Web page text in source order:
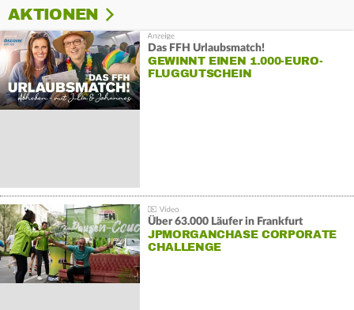
AKTIONEN
Das FFH Urlaubsmatch!
GEWINNT EINEN 1.000-EURO-
FLUGGUTSCHEIN
Über 63.000 Läufer in Frankfurt
JPMORGANCHASE CORPORATE
CHALLENGE